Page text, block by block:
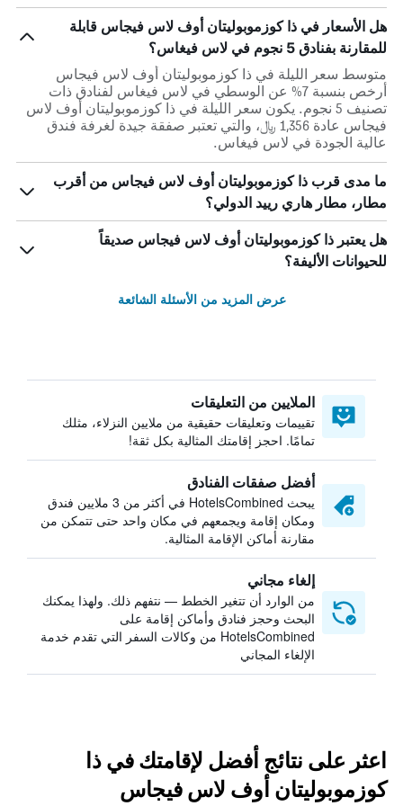
هل الأسعار في ذا كوزموبوليتان أوف لاس فيجاس قابلة
للمقارنة بفنادق 5 نجوم في لاس فيغاس؟
متوسط سعر الليلة في ذا كوزموبوليتان أوف لاس فيجاس
أرخص بنسبة 7% عن الوسطي في لاس فيغاس لفنادق ذات
تصنيف 5 نجوم. يكون سعر الليلة في ذا كوزموبوليتان أوف لاس
فيجاس عادة 1,356 ﷼، والتي تعتبر صفقة جيدة لغرفة فندق
عالية الجودة في لاس فيغاس.
ما مدى قرب ذا كوزموبوليتان أوف لاس فيجاس من أقرب
مطار، مطار هاري رييد الدولي؟
هل يعتبر ذا كوزموبوليتان أوف لاس فيجاس صديقاً
للحيوانات الأليفة؟
عرض المزيد من الأسئلة الشائعة
الملايين من التعليقات
تقييمات وتعليقات حقيقية من ملايين النزلاء، مثلك
تمامًا. احجز إقامتك المثالية بكل ثقة!
أفضل صفقات الفنادق
يبحث HotelsCombined في أكثر من 3 ملايين فندق
ومكان إقامة ويجمعهم في مكان واحد حتى تتمكن من
مقارنة أماكن الإقامة المثالية.
إلغاء مجاني
من الوارد أن تتغير الخطط — نتفهم ذلك. ولهذا يمكنك
البحث وحجز فنادق وأماكن إقامة على
HotelsCombined من وكالات السفر التي تقدم خدمة
الإلغاء المجاني
اعثر على نتائج أفضل لإقامتك في ذا
كوزموبوليتان أوف لاس فيجاس